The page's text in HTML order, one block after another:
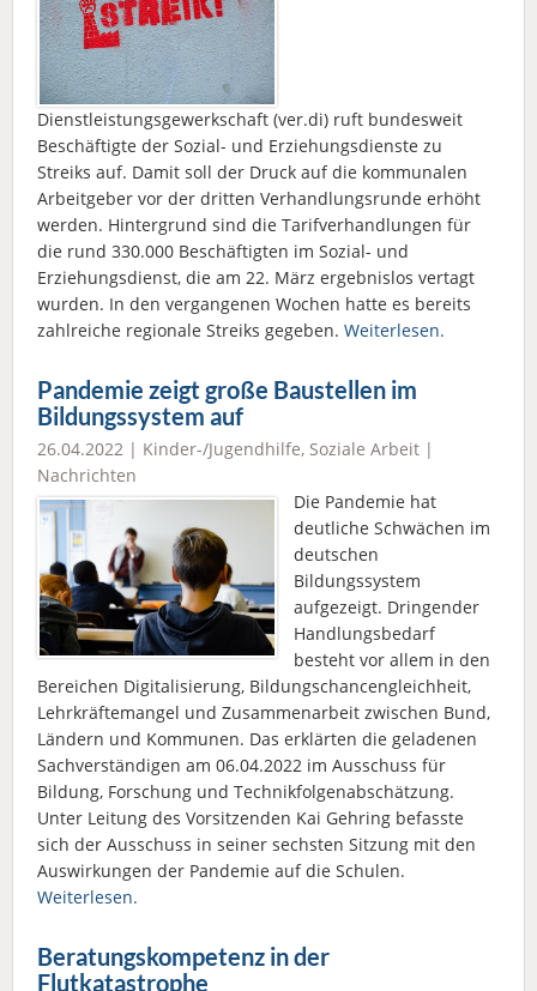
Dienstleistungsgewerkschaft (ver.di) ruft bundesweit
Beschäftigte der Sozial- und Erziehungsdienste zu
Streiks auf. Damit soll der Druck auf die kommunalen
Arbeitgeber vor der dritten Verhandlungsrunde erhöht
werden. Hintergrund sind die Tarifverhandlungen für
die rund 330.000 Beschäftigten im Sozial- und
Erziehungsdienst, die am 22. März ergebnislos vertagt
wurden. In den vergangenen Wochen hatte es bereits
zahlreiche regionale Streiks gegeben. Weiterlesen.
Pandemie zeigt große Baustellen im
Bildungssystem auf
26.04.2022 | Kinder-/Jugendhilfe, Soziale Arbeit |
Nachrichten
Die Pandemie hat
deutliche Schwächen im
deutschen
Bildungssystem
aufgezeigt. Dringender
Handlungsbedarf
besteht vor allem in den
Bereichen Digitalisierung, Bildungschancengleichheit,
Lehrkräftemangel und Zusammenarbeit zwischen Bund,
Ländern und Kommunen. Das erklärten die geladenen
Sachverständigen am 06.04.2022 im Ausschuss für
Bildung, Forschung und Technikfolgenabschätzung.
Unter Leitung des Vorsitzenden Kai Gehring befasste
sich der Ausschuss in seiner sechsten Sitzung mit den
Auswirkungen der Pandemie auf die Schulen.
Weiterlesen.
Beratungskompetenz in der
Flutkatastrophe